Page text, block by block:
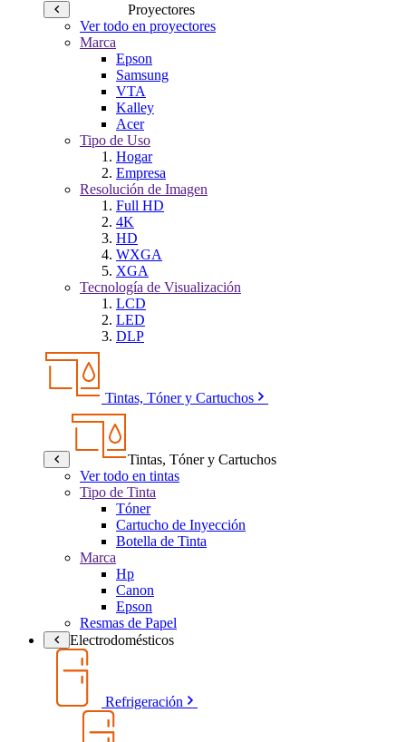
Proyectores
Ver todo en proyectores
Marca
Epson
Samsung
VTA
Kalley
Acer
Tipo de Uso
Hogar
Empresa
Resolución de Imagen
Full HD
4K
HD
WXGA
XGA
Tecnología de Visualización
LCD
LED
DLP
Tintas, Tóner y Cartuchos
Tintas, Tóner y Cartuchos
Ver todo en tintas
Tipo de Tinta
Tóner
Cartucho de Inyección
Botella de Tinta
Marca
Hp
Canon
Epson
Resmas de Papel
Electrodomésticos
Refrigeración